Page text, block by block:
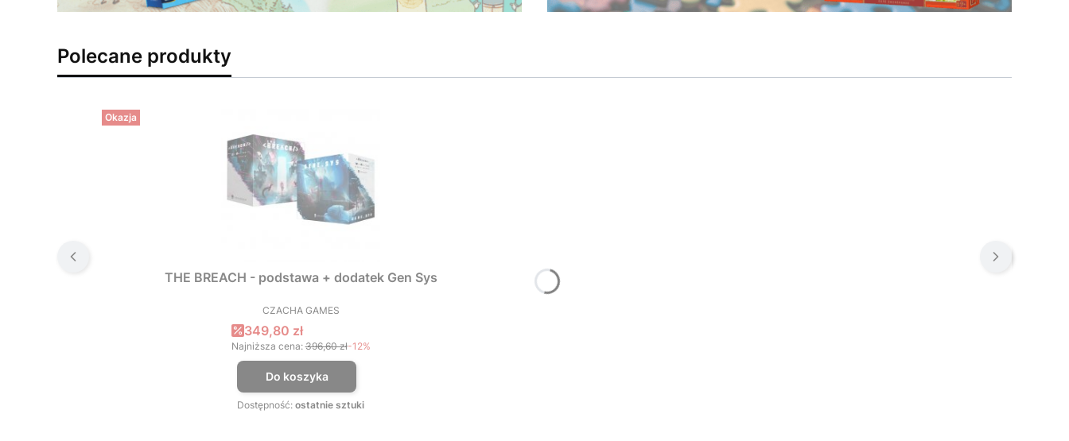
Polecane produkty
Okazja
THE BREACH - podstawa + dodatek Gen Sys
PRODUCENT
CZACHA GAMES
Cena promocyjna
349,80 zł
Najniższa cena: 396,60 zł-12%
Do koszyka
Dostępność: ostatnie sztuki